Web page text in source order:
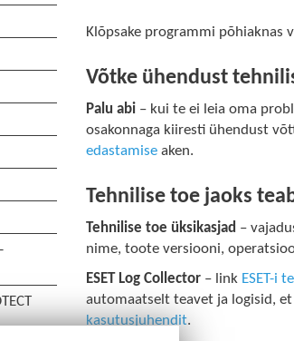
Klõpsake programmi põhiaknas
Võtke ühendust
Palu abi – kui te ei leia oma
osakonnaga kiiresti ühendust
edastamise aken.
Tehnilise toe jaoks
Tehnilise toe üksikasjad –
nime, toote versiooni,
ESET Log Collector – link ESET-i
automaatselt teavet ja logisid,
kasutusjuhendit.